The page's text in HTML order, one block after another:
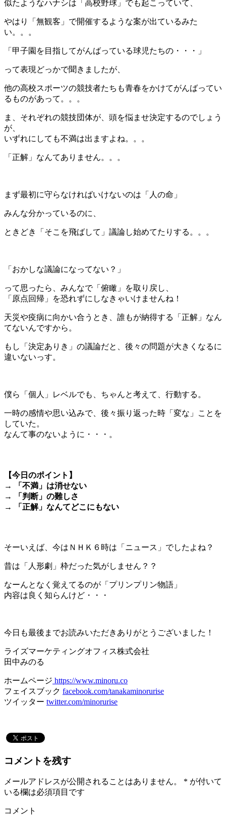
似たようなハナシは「高校野球」でも起こっていて、
やはり「無観客」で開催するような案が出ているみた
い。。。
「甲子園を目指してがんばっている球児たちの・・・」
って表現どっかで聞きましたが、
他の高校スポーツの競技者たちも青春をかけてがんばってい
るものがあって。。。
ま、それぞれの競技団体が、頭を悩ませ決定するのでしょう
が、
いずれにしても不満は出ますよね。。。
「正解」なんてありません。。。
まず最初に守らなければいけないのは「人の命」
みんな分かっているのに、
ときどき「そこを飛ばして」議論し始めてたりする。。。
「おかしな議論になってない？」
って思ったら、みんなで「俯瞰」を取り戻し、
「原点回帰」を恐れずにしなきゃいけませんね！
天災や疫病に向かい合うとき、誰もが納得する「正解」なん
てないんですから。
もし「決定ありき」の議論だと、後々の問題が大きくなるに
違いないっす。
僕ら「個人」レベルでも、ちゃんと考えて、行動する。
一時の感情や思い込みで、後々振り返った時「変な」ことを
していた。
なんて事のないように・・・。
【今日のポイント】
→ 「不満」は消せない
→ 「判断」の難しさ
→ 「正解」なんてどこにもない
そーいえば、今はＮＨＫ６時は「ニュース」でしたよね？
昔は「人形劇」枠だった気がしません？？
なーんとなく覚えてるのが「プリンプリン物語」
内容は良く知らんけど・・・
今日も最後までお読みいただきありがとうございました！
ライズマーケティングオフィス株式会社
田中みのる
ホームページ https://www.minoru.co
フェイスブック facebook.com/tanakaminorurise
ツイッター twitter.com/minorurise
コメントを残す
メールアドレスが公開されることはありません。 * が付いて
いる欄は必須項目です
コメント